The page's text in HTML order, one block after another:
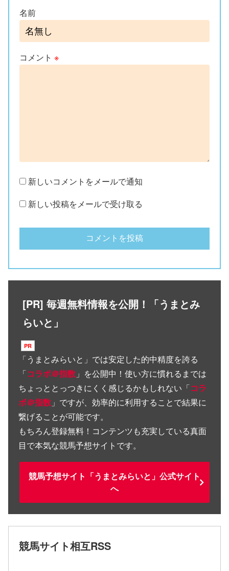
名前
コメント ※
新しいコメントをメールで通知
新しい投稿をメールで受け取る
[PR] 毎週無料情報を公開！「うまとみ
らいと」
「うまとみらいと 」では安定した的中精度を誇る
「コラボ＠指数 」を公開中！使い方に慣れるまでは
ちょっととっつきにくく感じるかもしれない「コラ
ボ＠指数 」ですが、効率的に利用することで結果に
繋げることが可能です。
もちろん登録無料！コンテンツも充実している真面
目で本気な競馬予想サイトです。
競馬予想サイト「うまとみらいと」公式サイト
へ
競馬サイト相互RSS